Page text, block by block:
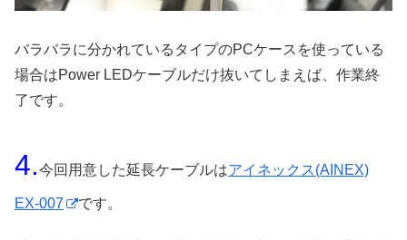
バラバラに分かれているタイプのPCケースを使っている
場合はPower LEDケーブルだけ抜いてしまえば、作業終
了です。
4.今回用意した延長ケーブルはアイネックス(AINEX)
EX-007 です。